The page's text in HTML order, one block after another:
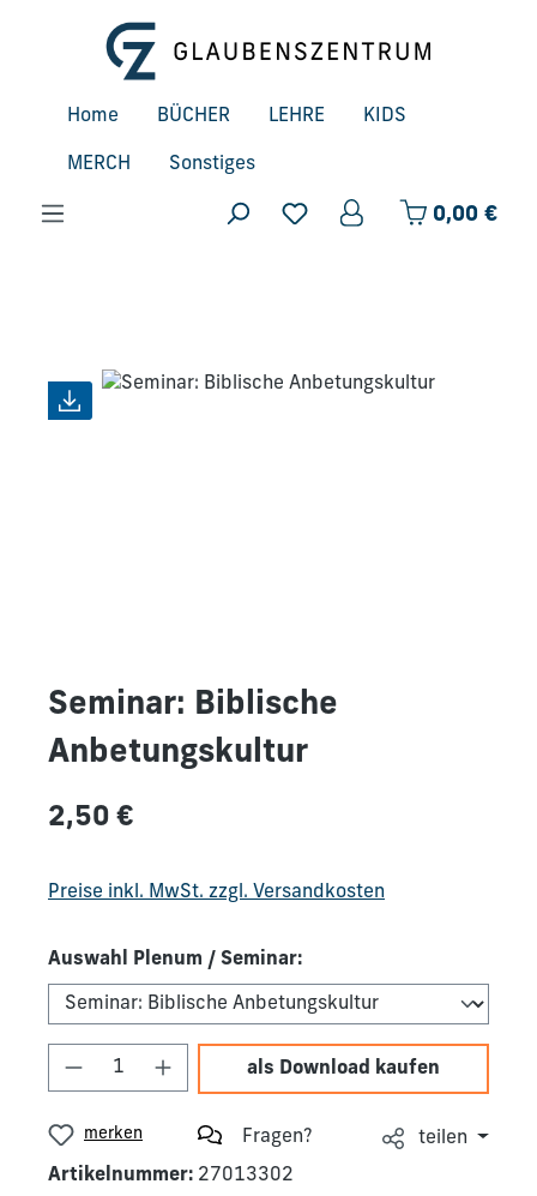
Zum Hauptinhalt springen
Home BÜCHER LEHRE KIDS
MERCH Sonstiges
0,00 €
Seminar: Biblische
Anbetungskultur
Regulärer Preis:
2,50 €
Preise inkl. MwSt. zzgl. Versandkosten
Auswahl Plenum / Seminar:
Produkt Anzahl: Gib den gewünschten
als Download kaufen
merken Fragen?
teilen
Artikelnummer: 27013302